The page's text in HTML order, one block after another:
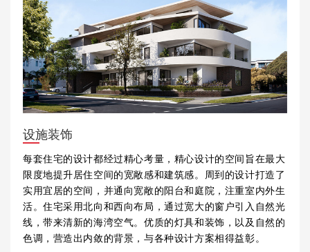
设施装饰
每套住宅的设计都经过精心考量，精心设计的空间旨在最大
限度地提升居住空间的宽敞感和建筑感。周到的设计打造了
实用宜居的空间，并通向宽敞的阳台和庭院，注重室内外生
活。住宅采用北向和西向布局，通过宽大的窗户引入自然光
线，带来清新的海湾空气。优质的灯具和装饰，以及自然的
色调，营造出内敛的背景，与各种设计方案相得益彰。